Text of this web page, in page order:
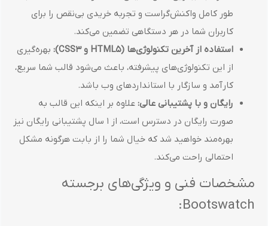
طور کامل واکنش‌گراست و تجربه خریدی بی‌نقص را برای
کاربران شما در هر دستگاهی تضمین می‌کند.
استفاده از آخرین تکنولوژی‌ها (HTML5 و CSS3):
بهره‌گیری
از این تکنولوژی‌های پیشرفته، باعث می‌شود قالب شما سریع،
کارآمد و سازگار با استانداردهای وب باشد.
رایگان و با پشتیبانی عالی: علاوه بر اینکه این قالب به
صورت رایگان در دسترس است، از 1 سال پشتیبانی رایگان نیز
بهره‌مند خواهید شد که خیال شما را از بابت هرگونه مشکل
احتمالی راحت می‌کند.
مشخصات فنی و ویژگی‌های برجسته
Bootswatch: